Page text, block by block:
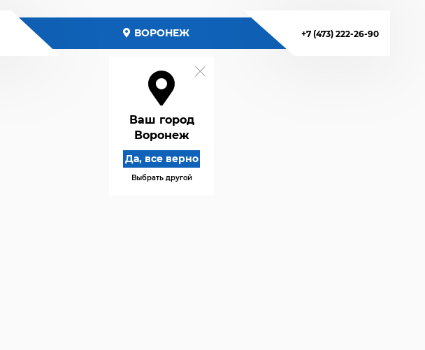
ВОРОНЕЖ
Ваш город
Воронеж
Да, все верно
Выбрать другой
+7 (473) 222-26-90